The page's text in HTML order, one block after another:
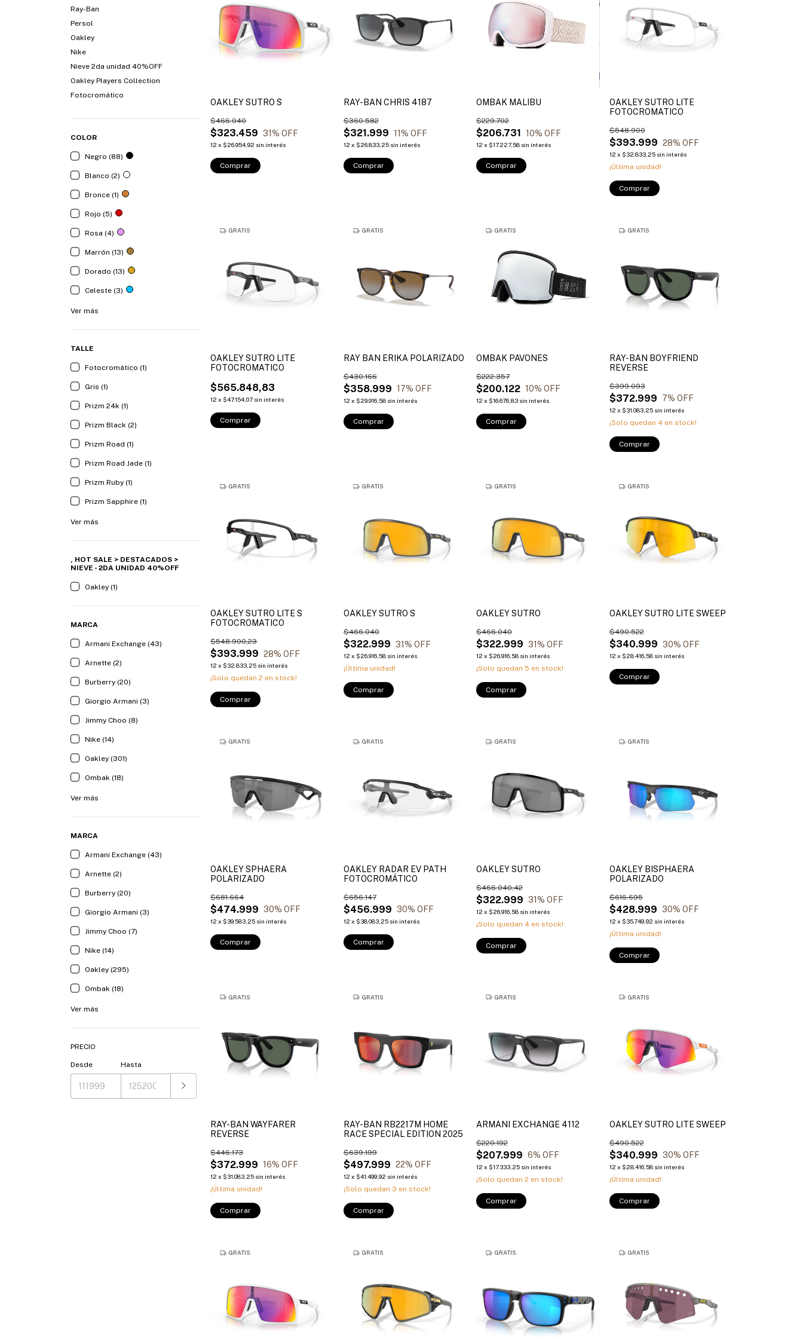
Ray-Ban
Persol
Oakley
Nike
Nieve 2da unidad 40%OFF
Oakley Players Collection
Fotocromático
COLOR
Negro (88)
Blanco (2)
Bronce (1)
Rojo (5)
Rosa (4)
Marrón (13)
Dorado (13)
Celeste (3)
Ver más
TALLE
Fotocromático (1)
Gris (1)
Prizm 24k (1)
Prizm Black (2)
Prizm Road (1)
Prizm Road Jade (1)
Prizm Ruby (1)
Prizm Sapphire (1)
Ver más
, HOT SALE > DESTACADOS >
NIEVE - 2DA UNIDAD 40%OFF
Oakley (1)
MARCA
Armani Exchange (43)
Arnette (2)
Burberry (20)
Giorgio Armani (3)
Jimmy Choo (8)
Nike (14)
Oakley (301)
Ombak (18)
Ver más
MARCA
Armani Exchange (43)
Arnette (2)
Burberry (20)
Giorgio Armani (3)
Jimmy Choo (7)
Nike (14)
Oakley (295)
Ombak (18)
Ver más
PRECIO
Desde Hasta
OAKLEY SUTRO S
$323.459
$466.040
31% OFF
12 x $26.954,92 sin interés
Comprar
RAY-BAN CHRIS 4187
$321.999
$360.582
11% OFF
12 x $26.833,25 sin interés
Comprar
OMBAK MALIBU
$206.731
$229.702
10% OFF
12 x $17.227,58 sin interés
Comprar
OAKLEY SUTRO LITE
FOTOCROMATICO
$393.999
$548.900
28% OFF
12 x $32.833,25 sin interés
¡Última unidad!
Comprar
GRATIS
OAKLEY SUTRO LITE
FOTOCROMATICO
$565.848,83
12 x $47.154,07 sin interés
Comprar
GRATIS
RAY BAN ERIKA POLARIZADO
$358.999
$430.166
17% OFF
12 x $29.916,58 sin interés
Comprar
GRATIS
OMBAK PAVONES
$200.122
$222.357
10% OFF
12 x $16.676,83 sin interés
Comprar
GRATIS
RAY-BAN BOYFRIEND
REVERSE
$372.999
$399.093
7% OFF
12 x $31.083,25 sin interés
¡Solo quedan 4en stock!
Comprar
GRATIS
OAKLEY SUTRO LITE S
FOTOCROMATICO
$393.999
$548.900,23
28% OFF
12 x $32.833,25 sin interés
¡Solo quedan2 en stock!
Comprar
GRATIS
OAKLEY SUTRO S
$322.999
$466.040
31% OFF
12 x $26.916,58 sin interés
¡Última unidad!
Comprar
GRATIS
OAKLEY SUTRO
$322.999
$466.040
31% OFF
12 x $26.916,58 sin interés
¡Solo quedan5 en stock!
Comprar
GRATIS
OAKLEY SUTRO LITE SWEEP
$340.999
$490.522
30% OFF
12 x $28.416,58 sin interés
Comprar
GRATIS
OAKLEY SPHAERA
POLARIZADO
$474.999
$681.664
30% OFF
12 x $39.583,25 sin interés
Comprar
GRATIS
OAKLEY RADAR EV PATH
FOTOCROMÁTICO
$456.999
$656.147
30% OFF
12 x $38.083,25 sin interés
Comprar
GRATIS
OAKLEY SUTRO
$322.999
$466.040,42
31% OFF
12 x $26.916,58 sin interés
¡Solo quedan4 en stock!
Comprar
GRATIS
OAKLEY BISPHAERA
POLARIZADO
$428.999
$616.695
30% OFF
12 x $35.749,92 sin interés
¡Última unidad!
Comprar
GRATIS
RAY-BAN WAYFARER
REVERSE
$372.999
$446.173
16% OFF
12 x $31.083,25 sin interés
¡Última unidad!
Comprar
GRATIS
RAY-BAN RB2217M HOME
RACE SPECIAL EDITION 2025
$497.999
$639.199
22% OFF
12 x $41.499,92 sin interés
¡Solo quedan 3 en stock!
Comprar
GRATIS
ARMANI EXCHANGE 4112
$207.999
$220.192
6% OFF
12 x $17.333,25 sin interés
¡Solo quedan2 en stock!
Comprar
GRATIS
OAKLEY SUTRO LITE SWEEP
$340.999
$490.522
30% OFF
12 x $28.416,58 sin interés
¡Última unidad!
Comprar
GRATIS GRATIS GRATIS GRATIS